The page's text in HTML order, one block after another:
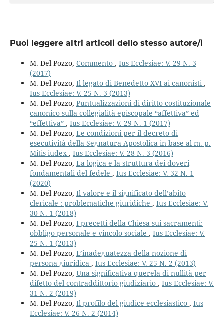
Puoi leggere altri articoli dello stesso autore/i
M. Del Pozzo, Commento , Ius Ecclesiae: V. 29 N. 3
(2017)
M. Del Pozzo, Il legato di Benedetto XVI ai canonisti,
Ius Ecclesiae: V. 25 N. 3 (2013)
M. Del Pozzo, Puntualizzazioni di diritto costituzionale
canonico sulla collegialità episcopale “affettiva” ed
“effettiva” , Ius Ecclesiae: V. 29 N. 1 (2017)
M. Del Pozzo, Le condizioni per il decreto di
esecutività della Segnatura Apostolica in base al m. p.
Mitis iudex , Ius Ecclesiae: V. 28 N. 3 (2016)
M. Del Pozzo, La logica e la struttura dei doveri
fondamentali del fedele , Ius Ecclesiae: V. 32 N. 1
(2020)
M. Del Pozzo, Il valore e il significato dell’abito
clericale : problematiche giuridiche , Ius Ecclesiae: V.
30 N. 1 (2018)
M. Del Pozzo, I precetti della Chiesa sui sacramenti:
obbligo personale e vincolo sociale , Ius Ecclesiae: V.
25 N. 1 (2013)
M. Del Pozzo, L’inadeguatezza della nozione di
persona giuridica , Ius Ecclesiae: V. 25 N. 2 (2013)
M. Del Pozzo, Una significativa querela di nullità per
difetto del contraddittorio giudiziario , Ius Ecclesiae: V.
31 N. 2 (2019)
M. Del Pozzo, Il profilo del giudice ecclesiastico , Ius
Ecclesiae: V. 26 N. 2 (2014)